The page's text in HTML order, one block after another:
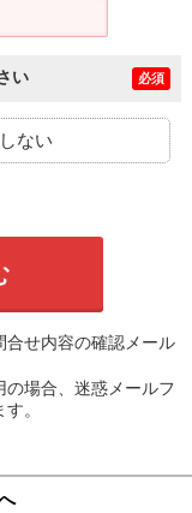
い 必須
ない
せ内容の確認メール
場合、迷惑メールフ
。